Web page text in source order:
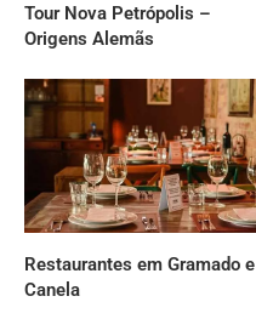
Tour Nova Petrópolis –
Origens Alemãs
Restaurantes em Gramado e
Canela